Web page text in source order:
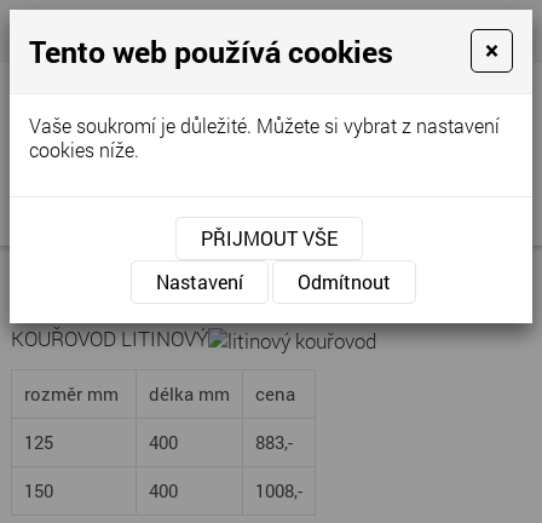
cvstop@tiscali.cz
Příslušenství
KOUŘOVOD LITINOVÝ
rozměr mm délka mm
cena
125
400
883,-
150
400 1008,-
Tento web používá cookies ×
Vaše soukromí je důležité. Můžete si vybrat z nastavení
cookies níže.
PŘIJMOUT VŠE
Nastavení
Odmítnout